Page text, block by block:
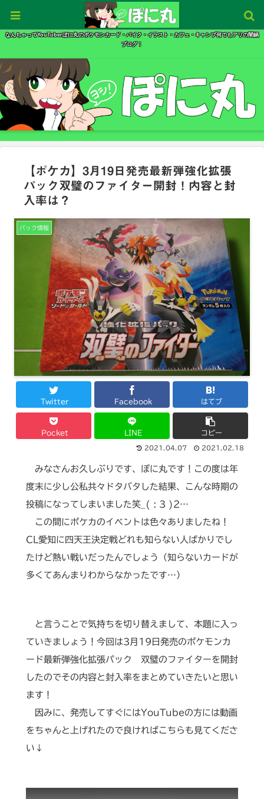
なんちゃってYouTuberぽに丸のポケモンカード・バイク・イラスト・カフェ・キャンプ何でもアリの闇鍋
ブログ！
【ポケカ】3月19日発売最新弾強化拡張
パック双璧のファイター開封！内容と封
入率は？
パック情報
Twitter Facebook はてブ
Pocket LINE コピー
2021.04.07 2021.02.18
みなさんお久しぶりです、ぽに丸です！この度は年
度末に少し公私共々ドタバタした結果、こんな時期の
投稿になってしまいました笑_( : 3 )2…
この間にポケカのイベントは色々ありましたね！
CL愛知に四天王決定戦どれも知らない人ばかりでし
たけど熱い戦いだったんでしょう（知らないカードが
多くてあんまりわからなかったです…）
と言うことで気持ちを切り替えまして、本題に入っ
ていきましょう！今回は3月19日発売のポケモンカ
ード最新弾強化拡張パック 双璧のファイターを開封
したのでその内容と封入率をまとめていきたいと思い
ます！
因みに、発売してすぐにはYouTubeの方には動画
をちゃんと上げれたので良ければこちらも見てくださ
い↓